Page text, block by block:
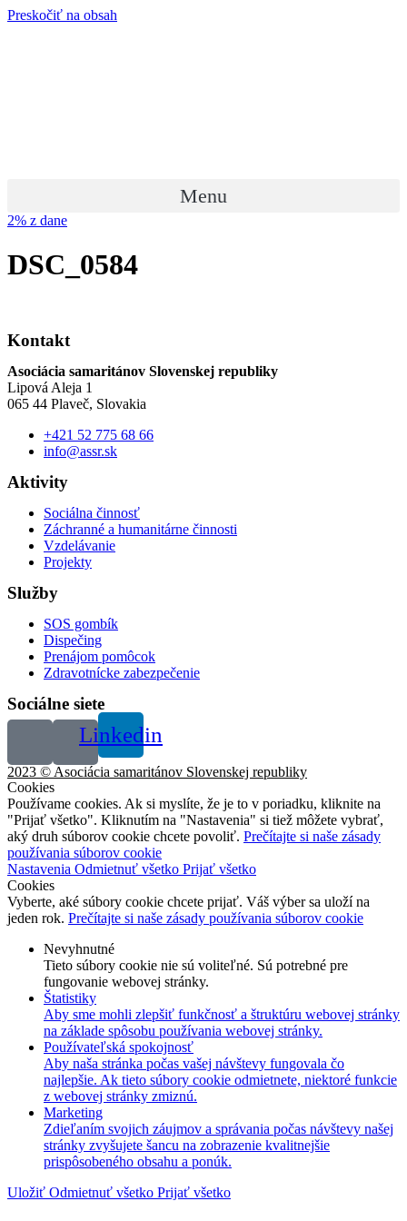
Preskočiť na obsah
Menu
2% z dane
DSC_0584
Kontakt
Asociácia samaritánov Slovenskej republiky
Lipová Aleja 1
065 44 Plaveč, Slovakia
+421 52 775 68 66
info@assr.sk
Aktivity
Sociálna činnosť
Záchranné a humanitárne činnosti
Vzdelávanie
Projekty
Služby
SOS gombík
Dispečing
Prenájom pomôcok
Zdravotnícke zabezpečenie
Sociálne siete
Linkedin
2023 © Asociácia samaritánov Slovenskej republiky
Cookies
Používame cookies. Ak si myslíte, že je to v poriadku, kliknite na
"Prijať všetko". Kliknutím na "Nastavenia" si tiež môžete vybrať,
aký druh súborov cookie chcete povoliť. Prečítajte si naše zásady
používania súborov cookie
Nastavenia Odmietnuť všetko Prijať všetko
Cookies
Vyberte, aké súbory cookie chcete prijať. Váš výber sa uloží na
jeden rok. Prečítajte si naše zásady používania súborov cookie
Nevyhnutné
Tieto súbory cookie nie sú voliteľné. Sú potrebné pre
fungovanie webovej stránky.
Štatistiky
Aby sme mohli zlepšiť funkčnosť a štruktúru webovej stránky
na základe spôsobu používania webovej stránky.
Používateľská spokojnosť
Aby naša stránka počas vašej návštevy fungovala čo
najlepšie. Ak tieto súbory cookie odmietnete, niektoré funkcie
z webovej stránky zmiznú.
Marketing
Zdieľaním svojich záujmov a správania počas návštevy našej
stránky zvyšujete šancu na zobrazenie kvalitnejšie
prispôsobeného obsahu a ponúk.
Uložiť Odmietnuť všetko Prijať všetko